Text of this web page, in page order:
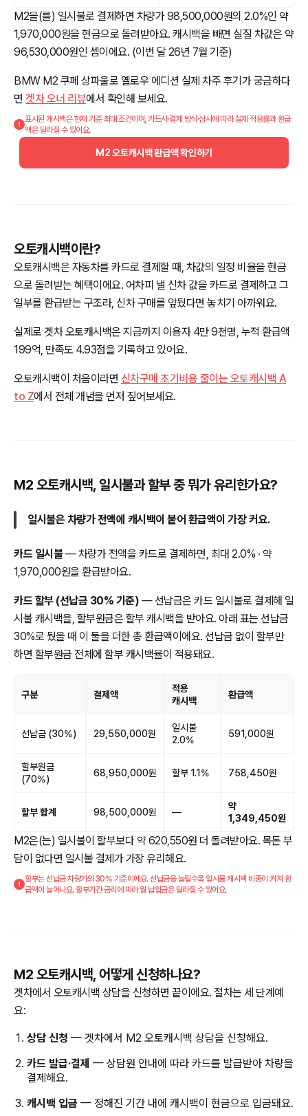
M2을(를) 일시불로 결제하면 차량가 98,500,000원의 2.0%인 약
1,970,000원을 현금으로 돌려받아요. 캐시백을 빼면 실질 차값은 약
96,530,000원인 셈이에요. (이번 달 26년 7월 기준)
BMW M2 쿠페 상파울로 옐로우 에디션 실제 차주 후기가 궁금하다
면 겟차 오너 리뷰에서 확인해 보세요.
표시된 캐시백은 현재 기준 최대 조건이며, 카드사·결제 방식·심사에 따라 실제 적용률과 환급
액은 달라질 수 있어요.
M2 오토캐시백 환급액 확인하기
오토캐시백이란?
오토캐시백은 자동차를 카드로 결제할 때, 차값의 일정 비율을 현금
으로 돌려받는 혜택이에요. 어차피 낼 신차 값을 카드로 결제하고 그
일부를 환급받는 구조라, 신차 구매를 앞뒀다면 놓치기 아까워요.
실제로 겟차 오토캐시백은 지금까지 이용자 4만 9천명, 누적 환급액
199억, 만족도 4.93점을 기록하고 있어요.
오토캐시백이 처음이라면 신차구매 초기비용 줄이는 오토캐시백 A
to Z에서 전체 개념을 먼저 짚어보세요.
M2 오토캐시백, 일시불과 할부 중 뭐가 유리한가요?
일시불은 차량가 전액에 캐시백이 붙어 환급액이 가장 커요.
카드 일시불— 차량가 전액을 카드로 결제하면, 최대 2.0% · 약
1,970,000원을 환급받아요.
카드 할부 (선납금 30% 기준) — 선납금은 카드 일시불로 결제해 일
시불 캐시백을, 할부원금은 할부 캐시백을 받아요. 아래 표는 선납금
30%로 뒀을 때 이 둘을 더한 총 환급액이에요. 선납금 없이 할부만
하면 할부원금 전체에 할부 캐시백율이 적용돼요.
구분 결제액
적용
캐시백
환급액
선납금 (30%) 29,550,000원
일시불
2.0%
591,000원
할부원금
(70%)
68,950,000원 할부 1.1% 758,450원
할부 합계 98,500,000원 —
약
1,349,450원
M2은(는) 일시불이 할부보다 약 620,550원 더 돌려받아요. 목돈 부
담이 없다면 일시불 결제가 가장 유리해요.
할부는 선납금 차량가의 30% 기준이에요. 선납금을 늘릴수록 일시불 캐시백 비중이 커져 환
급액이 늘어나요. 할부기간·금리에 따라 월 납입금은 달라질 수 있어요.
M2 오토캐시백, 어떻게 신청하나요?
겟차에서 오토캐시백 상담을 신청하면 끝이에요. 절차는 세 단계예
요:
상담 신청 — 겟차에서 M2 오토캐시백 상담을 신청해요.
카드 발급·결제 — 상담원 안내에 따라 카드를 발급받아 차량을
결제해요.
캐시백 입금 — 정해진 기간 내에 캐시백이 현금으로 입금돼요.